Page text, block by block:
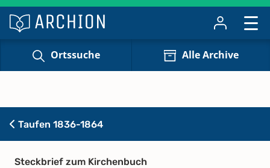
Ortssuche Alle Archive
Taufen 1836-1864
Steckbrief zum Kirchenbuch